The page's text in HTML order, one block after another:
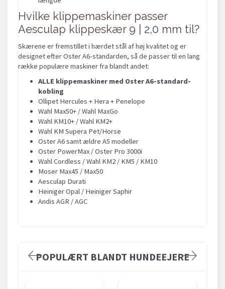
Hvilke klippemaskiner passer
Aesculap klippeskær 9 | 2,0 mm til?
Skærene er fremstillet i hærdet stål af høj kvalitet og er
designet efter Oster A6-standarden, så de passer til en lang
række populære maskiner fra blandt andet:
ALLE klippemaskiner med Oster A6-standard-
kobling
Ollipet Hercules + Hera + Penelope
Wahl Max50+ / Wahl MaxGo
Wahl KM10+ / Wahl KM2+
Wahl KM Supera Pet/Horse
Oster A6 samt ældre A5 modeller
Oster PowerMax / Oster Pro 3000i
Wahl Cordless / Wahl KM2 / KM5 / KM10
Moser Max45 / Max50
Aesculap Durati
Heiniger Opal / Heiniger Saphir
Andis AGR / AGC
POPULÆRT BLANDT HUNDEEJERE